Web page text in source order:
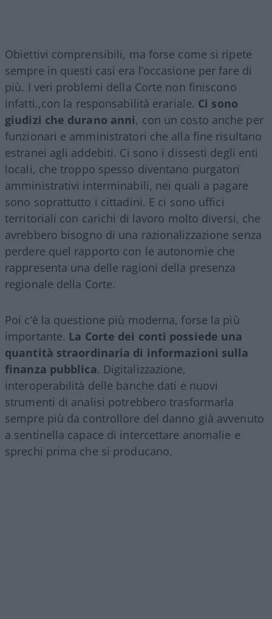
Obiettivi comprensibili, ma forse come si ripete
sempre in questi casi era l’occasione per fare di
più. I veri problemi della Corte non finiscono
infatti.,con la responsabilità erariale. Ci sono
giudizi che durano anni, con un costo anche per
funzionari e amministratori che alla fine risultano
estranei agli addebiti. Ci sono i dissesti degli enti
locali, che troppo spesso diventano purgatori
amministrativi interminabili, nei quali a pagare
sono soprattutto i cittadini. E ci sono uffici
territoriali con carichi di lavoro molto diversi, che
avrebbero bisogno di una razionalizzazione senza
perdere quel rapporto con le autonomie che
rappresenta una delle ragioni della presenza
regionale della Corte.
Poi c’è la questione più moderna, forse la più
importante. La Corte dei conti possiede una
quantità straordinaria di informazioni sulla
finanza pubblica. Digitalizzazione,
interoperabilità delle banche dati e nuovi
strumenti di analisi potrebbero trasformarla
sempre più da controllore del danno già avvenuto
a sentinella capace di intercettare anomalie e
sprechi prima che si producano.